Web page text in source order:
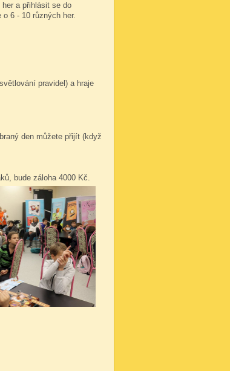
a přihlásit se do
6 - 10 různých her.
pravidel) a hraje
den můžete přijít (když
bude záloha 4000 Kč.